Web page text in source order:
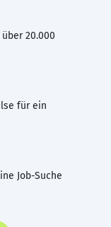
20.000
für ein
Job-Suche